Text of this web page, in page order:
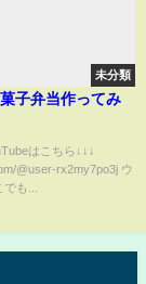
未分類
子弁当作ってみ
はこちら↓↓↓
@user-rx2my7po3j ウ
も...